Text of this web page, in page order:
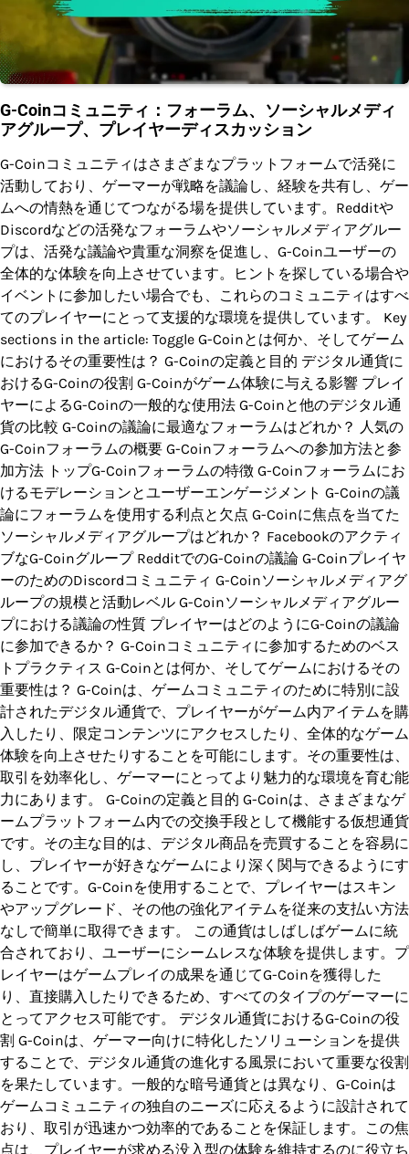
G-Coinコミュニティ：フォーラム、ソーシャルメディ
アグループ、プレイヤーディスカッション
G-Coinコミュニティはさまざまなプラットフォームで活発に
活動しており、ゲーマーが戦略を議論し、経験を共有し、ゲー
ムへの情熱を通じてつながる場を提供しています。Redditや
Discordなどの活発なフォーラムやソーシャルメディアグルー
プは、活発な議論や貴重な洞察を促進し、G-Coinユーザーの
全体的な体験を向上させています。ヒントを探している場合や
イベントに参加したい場合でも、これらのコミュニティはすべ
てのプレイヤーにとって支援的な環境を提供しています。 Key
sections in the article: Toggle G-Coinとは何か、そしてゲーム
におけるその重要性は？ G-Coinの定義と目的 デジタル通貨に
おけるG-Coinの役割 G-Coinがゲーム体験に与える影響 プレイ
ヤーによるG-Coinの一般的な使用法 G-Coinと他のデジタル通
貨の比較 G-Coinの議論に最適なフォーラムはどれか？ 人気の
G-Coinフォーラムの概要 G-Coinフォーラムへの参加方法と参
加方法 トップG-Coinフォーラムの特徴 G-Coinフォーラムにお
けるモデレーションとユーザーエンゲージメント G-Coinの議
論にフォーラムを使用する利点と欠点 G-Coinに焦点を当てた
ソーシャルメディアグループはどれか？ Facebookのアクティ
ブなG-Coinグループ RedditでのG-Coinの議論 G-Coinプレイヤ
ーのためのDiscordコミュニティ G-Coinソーシャルメディアグ
ループの規模と活動レベル G-Coinソーシャルメディアグルー
プにおける議論の性質 プレイヤーはどのようにG-Coinの議論
に参加できるか？ G-Coinコミュニティに参加するためのベス
トプラクティス G-Coinとは何か、そしてゲームにおけるその
重要性は？ G-Coinは、ゲームコミュニティのために特別に設
計されたデジタル通貨で、プレイヤーがゲーム内アイテムを購
入したり、限定コンテンツにアクセスしたり、全体的なゲーム
体験を向上させたりすることを可能にします。その重要性は、
取引を効率化し、ゲーマーにとってより魅力的な環境を育む能
力にあります。 G-Coinの定義と目的 G-Coinは、さまざまなゲ
ームプラットフォーム内での交換手段として機能する仮想通貨
です。その主な目的は、デジタル商品を売買することを容易に
し、プレイヤーが好きなゲームにより深く関与できるようにす
ることです。G-Coinを使用することで、プレイヤーはスキン
やアップグレード、その他の強化アイテムを従来の支払い方法
なしで簡単に取得できます。 この通貨はしばしばゲームに統
合されており、ユーザーにシームレスな体験を提供します。プ
レイヤーはゲームプレイの成果を通じてG-Coinを獲得した
り、直接購入したりできるため、すべてのタイプのゲーマーに
とってアクセス可能です。 デジタル通貨におけるG-Coinの役
割 G-Coinは、ゲーマー向けに特化したソリューションを提供
することで、デジタル通貨の進化する風景において重要な役割
を果たしています。一般的な暗号通貨とは異なり、G-Coinは
ゲームコミュニティの独自のニーズに応えるように設計されて
おり、取引が迅速かつ効率的であることを保証します。この焦
点は、プレイヤーが求める没入型の体験を維持するのに役立ち